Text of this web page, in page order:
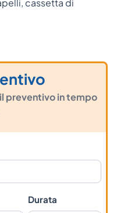
cassetta di
preventivo in tempo
Durata